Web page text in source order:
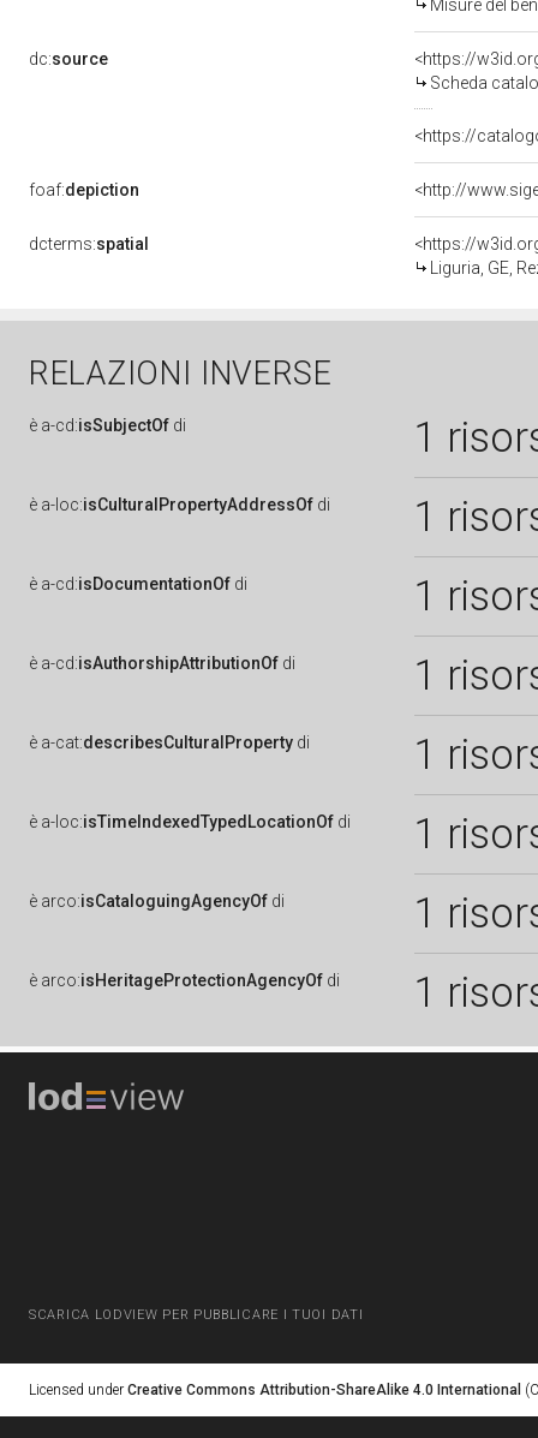
Misure del
dc:source
<https://
Scheda
<https://
foaf:depiction
dcterms:spatial
<https://
Liguria, GE,
RELAZIONI INVERSE
è a-cd:isSubjectOf di 1
è a-loc:isCulturalPropertyAddressOf di 1
è a-cd:isDocumentationOf di 1
è a-cd:isAuthorshipAttributionOf di 1
è a-cat:describesCulturalProperty di 1
è a-loc:isTimeIndexedTypedLocationOf di 1
è arco:isCataloguingAgencyOf di 1
è arco:isHeritageProtectionAgencyOf di 1
SCARICA LODVIEW PER PUBBLICARE I TUOI DATI
Licensed under Creative Commons Attribution-ShareAlike 4.0 International